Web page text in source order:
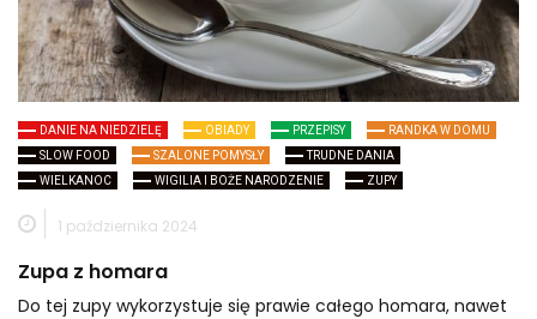
DANIE NA NIEDZIELĘ OBIADY PRZEPISY
RANDKA W DOMU
SLOW FOOD
SZALONE POMYSŁY
TRUDNE DANIA
WIELKANOC
WIGILIA I BOŻE NARODZENIE ZUPY
1 października 2024
Zupa z homara
Do tej zupy wykorzystuje się prawie całego homara, nawet